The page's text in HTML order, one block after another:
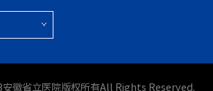
徽省立医院版权所有All Rights Reserved.